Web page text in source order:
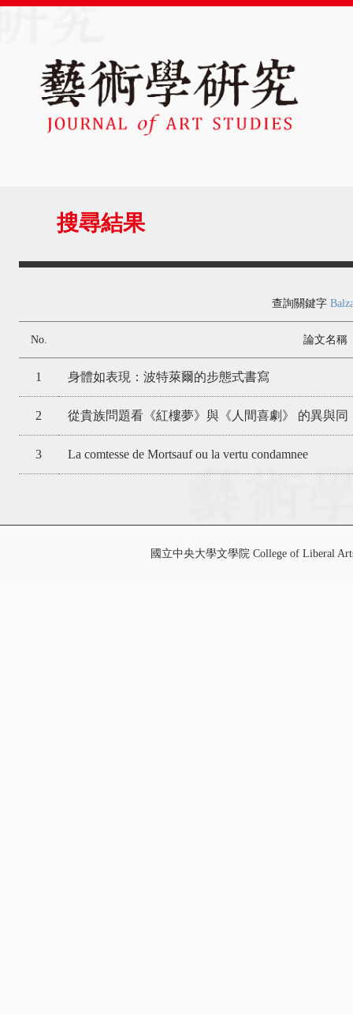
搜尋結果
查詢關鍵字
No. 論文名稱
1 身體如表現：波特萊爾的步態式書寫
2 從貴族問題看《紅樓夢》與《人間喜劇》 的異與同
3 La comtesse de Mortsauf ou la vertu condamnee
國立中央大學文學院 College of Liberal